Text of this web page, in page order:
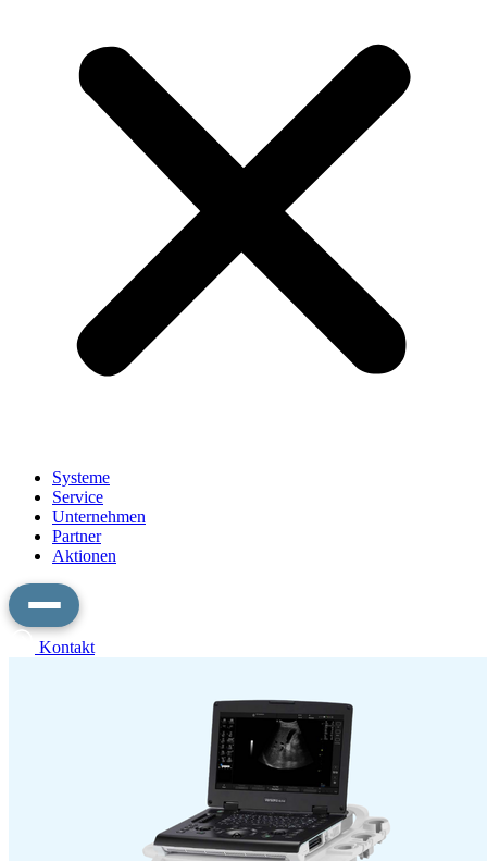
Systeme
Service
Unternehmen
Partner
Aktionen
Kontakt